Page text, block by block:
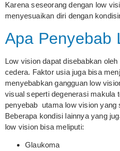
Karena seseorang dengan low
menyesuaikan diri dengan
Apa Penyebab
Low vision dapat disebabkan
cedera. Faktor usia juga bisa
menyebabkan gangguan low
visual seperti degenerasi makula
penyebab utama low vision yang
Beberapa kondisi lainnya yang
low vision bisa meliputi:
Glaukoma